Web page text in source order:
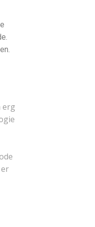
erg